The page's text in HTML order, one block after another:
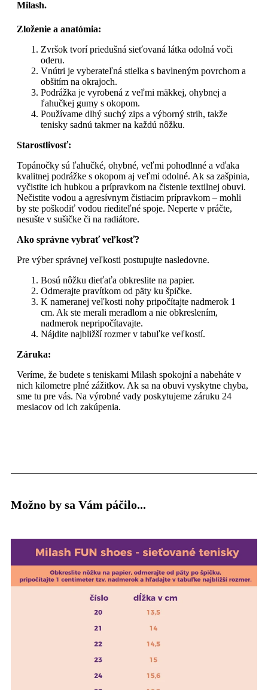
Milash.
Zloženie a anatómia:
Zvršok tvorí priedušná sieťovaná látka odolná voči
oderu.
Vnútri je vyberateľná stielka s bavlneným povrchom a
obšitím na okrajoch.
Podrážka je vyrobená z veľmi mäkkej, ohybnej a
ľahučkej gumy s okopom.
Používame dlhý suchý zips a výborný strih, takže
tenisky sadnú takmer na každú nôžku.
Starostlivosť:
Topánočky sú ľahučké, ohybné, veľmi pohodlnné a vďaka
kvalitnej podrážke s okopom aj veľmi odolné. Ak sa zašpinia,
vyčistite ich hubkou a prípravkom na čistenie textilnej obuvi.
Nečistite vodou a agresívnym čistiacim prípravkom – mohli
by ste poškodiť vodou riediteľné spoje. Neperte v práčte,
nesušte v sušičke či na radiátore.
Ako správne vybrať veľkosť?
Pre výber správnej veľkosti postupujte nasledovne.
Bosú nôžku dieťaťa obkreslite na papier.
Odmerajte pravítkom od päty ku špičke.
K nameranej veľkosti nohy pripočítajte nadmerok 1
cm. Ak ste merali meradlom a nie obkreslením,
nadmerok nepripočítavajte.
Nájdite najbližší rozmer v tabuľke veľkostí.
Záruka:
Veríme, že budete s teniskami Milash spokojní a nabeháte v
nich kilometre plné zážitkov. Ak sa na obuvi vyskytne chyba,
sme tu pre vás. Na výrobné vady poskytujeme záruku 24
mesiacov od ich zakúpenia.
Možno by sa Vám páčilo...